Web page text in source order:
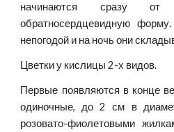
начинаются сразу
обратносердцевидную
непогодой и на ночь они
Цветки у кислицы 2-х видов.
Первые появляются в конце
одиночные, до 2 см в
розовато-фиолетовыми